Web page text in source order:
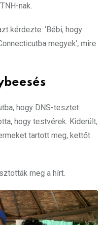
nak.
kérdezte: ‘Bébi, hogy
megyek’, mire
hogy DNS-tesztet
hogy testvérek. Kiderült,
tartott meg, kettőt
meg a hírt.